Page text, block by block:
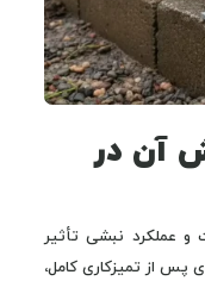
آن در
و عملکرد نبشی تأثیر
پس از تمیزکاری کامل،